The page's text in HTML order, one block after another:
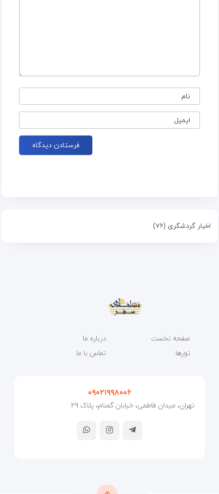
نام
ایمیل
اخبار گردشگری (۷۶)
صفحه نخست
تورها
درباره ما
تماس با ما
۰۹۰۲۱۹۹۸۰۰۶
تهران، میدان فاطمی، خیابان گمنام، پلاک ۲۹